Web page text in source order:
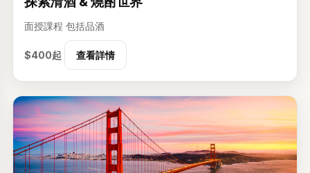
忘記密碼？
登入
建立帳戶
面授課程 包括品酒
$400起 查看詳情